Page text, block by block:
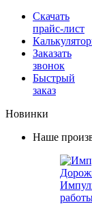
Скачать
прайс-лист
Заказать
звонок
Быстрый
заказ
Новинки
Наше